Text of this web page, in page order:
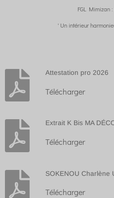
FGL Mimizan
' Un intérieur
Attestation pro 2026
Télécharger
Extrait K Bis MA
Télécharger
SOKENOU Charlène
Télécharger